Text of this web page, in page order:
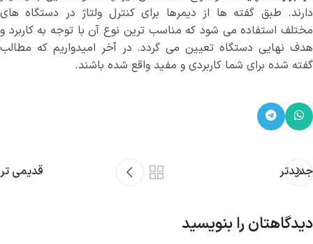
دارند. طبق گفته ها از دیمرها برای کنترل ولتاژ در دستگاه های
مختلف استفاده می شود که مناسب ترین نوع آن با توجه به کاربرد و
هدف نهایی دستگاه تعیین می گردد. در آخر امیدواریم که مطالب
گفته شده برای شما کاربردی و مفید واقع شده باشند.
جدیدتر قدیمی تر
دیدگاهتان را بنویسید